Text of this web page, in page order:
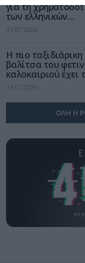
για τη
των ελληνικών
επιχειρήσεων στον
χώρο της άμυνας
31.07.2026
Η πιο ταξιδιάρικη
βαλίτσα του
καλοκαιριού έχει
υπογραφή της
31.07.2026
ΟΛΗ Η